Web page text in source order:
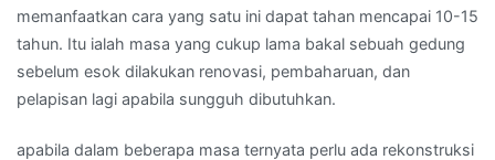
memanfaatkan cara yang satu ini dapat tahan mencapai 10-15
tahun. Itu ialah masa yang cukup lama bakal sebuah gedung
sebelum esok dilakukan renovasi, pembaharuan, dan
pelapisan lagi apabila sungguh dibutuhkan.
apabila dalam beberapa masa ternyata perlu ada rekonstruksi